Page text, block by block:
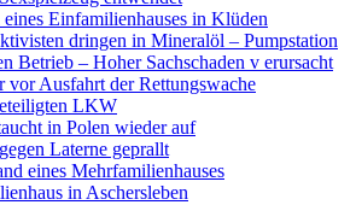
Einfamilienhauses in Klüden
dringen in Mineralöl – Pumpstation
Betrieb – Hoher Sachschaden v erursacht
vor Ausfahrt der Rettungswache
LKW
in Polen wieder auf
Laterne geprallt
eines Mehrfamilienhauses
in Aschersleben